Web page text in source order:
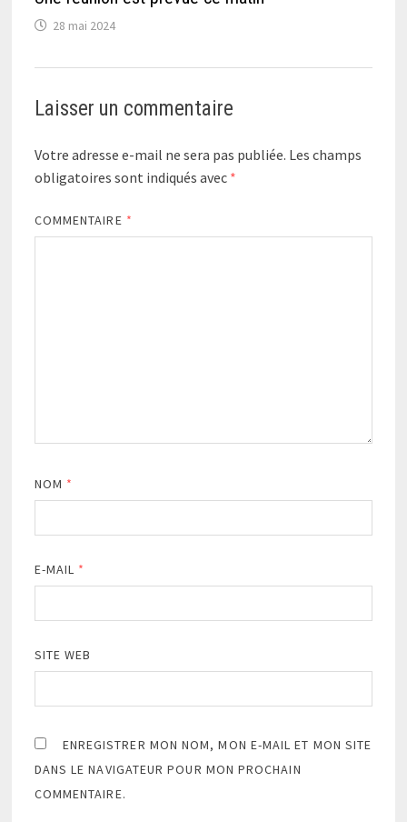
28 mai 2024
Laisser un commentaire
Votre adresse e-mail ne sera pas publiée. Les champs
obligatoires sont indiqués avec *
COMMENTAIRE *
NOM *
E-MAIL *
SITE WEB
ENREGISTRER MON NOM, MON E-MAIL ET MON SITE
DANS LE NAVIGATEUR POUR MON PROCHAIN
COMMENTAIRE.